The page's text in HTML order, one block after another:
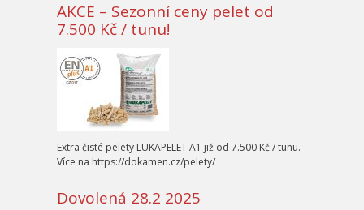
AKCE – Sezonní ceny pelet od
7.500 Kč / tunu!
Extra čisté pelety LUKAPELET A1 již od 7.500 Kč / tunu.
Více na https://dokamen.cz/pelety/
Dovolená 28.2 2025